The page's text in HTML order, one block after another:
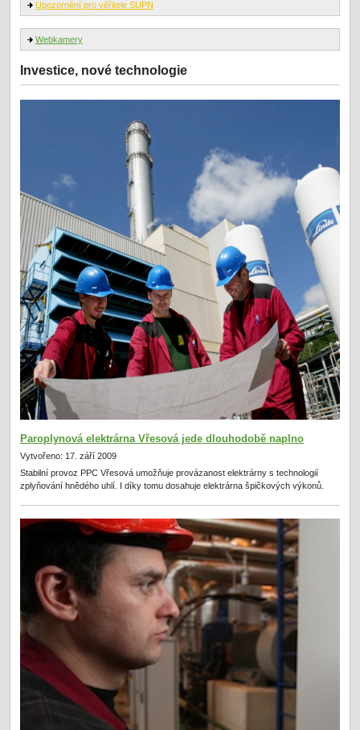
Upozornění pro věřitele SUPN
Webkamery
Investice, nové technologie
Paroplynová elektrárna Vřesová jede dlouhodobě naplno
Vytvořeno: 17. září 2009
Stabilní provoz PPC Vřesová umožňuje provázanost elektrárny s technologií
zplyňování hnědého uhlí. I díky tomu dosahuje elektrárna špičkových výkonů.